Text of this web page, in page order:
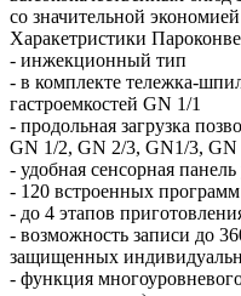
со значительной экономией
Харакетристики
- инжекционный тип
- в комплекте тележка-
гастроемкостей GN 1/1
- продольная загрузка
GN 1/2, GN 2/3, GN1/3, GN
- удобная сенсорная
- 120 встроенных
- до 4 этапов
- возможность записи до
защищенных
- функция